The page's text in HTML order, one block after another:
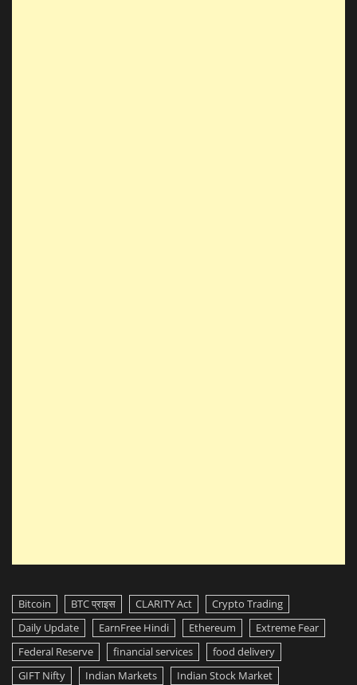
Bitcoin BTC प्राइस CLARITY Act
Crypto Trading
Daily Update
EarnFree Hindi Ethereum
Extreme Fear
Federal Reserve
financial services
food delivery
GIFT Nifty
Indian Markets Indian Stock Market